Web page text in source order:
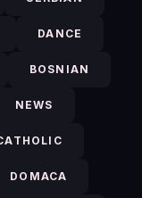
DANCE
BOSNIAN
NEWS
DOMACA